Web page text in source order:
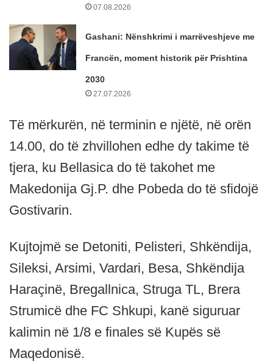
07.08.2026
Gashani: Nënshkrimi i marrëveshjeve me
Francën, moment historik për Prishtina
2030
27.07.2026
Të mërkurën, në terminin e njëtë, në orën
14.00, do të zhvillohen edhe dy takime të
tjera, ku Bellasica do të takohet me
Makedonija Gj.P. dhe Pobeda do të sfidojë
Gostivarin.
Kujtojmë se Detoniti, Pelisteri, Shkëndija,
Sileksi, Arsimi, Vardari, Besa, Shkëndija
Haraçinë, Bregallnica, Struga TL, Brera
Strumicë dhe FC Shkupi, kanë siguruar
kalimin në 1/8 e finales së Kupës së
Maqedonisë.